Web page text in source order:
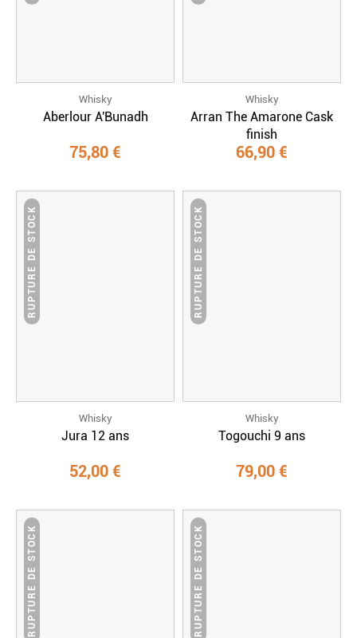
Whisky
Aberlour A'Bunadh
75,80 €
Whisky
Arran The Amarone Cask
finish
66,90 €
RUPTURE DE STOCK
Whisky
Jura 12 ans
52,00 €
RUPTURE DE STOCK
Whisky
Togouchi 9 ans
79,00 €
RUPTURE DE STOCK RUPTURE DE STOCK